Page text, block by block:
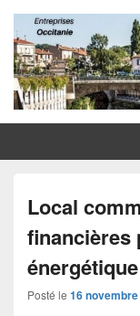
Local
financières
Posté le 16 novembre